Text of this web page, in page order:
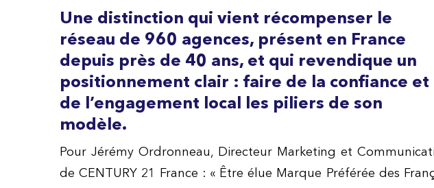
Une distinction qui vient récompenser le
réseau de 960 agences, présent en France
depuis près de 40 ans, et qui revendique un
positionnement clair : faire de la confiance et
de l’engagement local les piliers de son
modèle.
Pour Jérémy Ordronneau, Directeur Marketing et
de CENTURY 21
France : « Être élue Marque Préférée des